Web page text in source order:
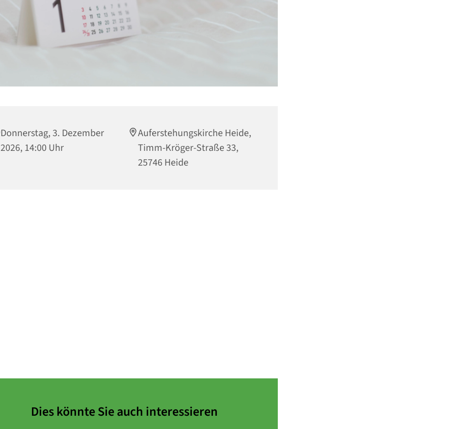
Donnerstag, 3. Dezember
2026, 14:00 Uhr
Auferstehungskirche Heide,
Timm-Kröger-Straße 33,
25746 Heide
Dies könnte Sie auch interessieren